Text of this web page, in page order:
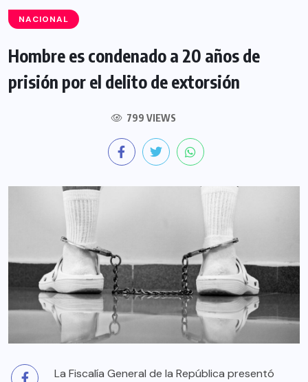
NACIONAL
Hombre es condenado a 20 años de
prisión por el delito de extorsión
799 VIEWS
La Fiscalía General de la República presentó